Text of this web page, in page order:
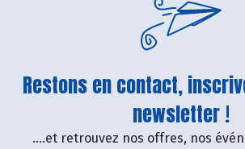
Restons en contact,
newsletter !
....et retrouvez nos offres, nos